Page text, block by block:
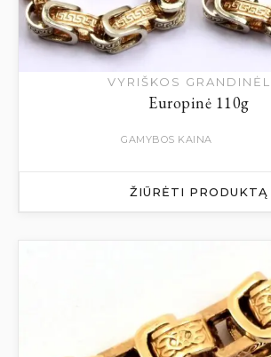
VYRIŠKOS
Europinė 110g
GAMYBOS KAINA
ŽIŪRĖTI PRODUKTĄ